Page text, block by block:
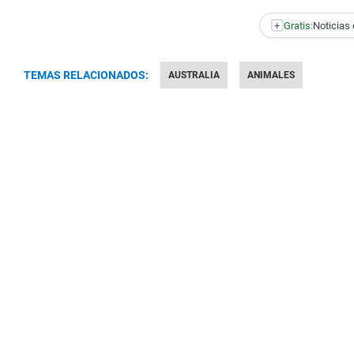
+ Gratis:Noticias
TEMAS RELACIONADOS: AUSTRALIA ANIMALES